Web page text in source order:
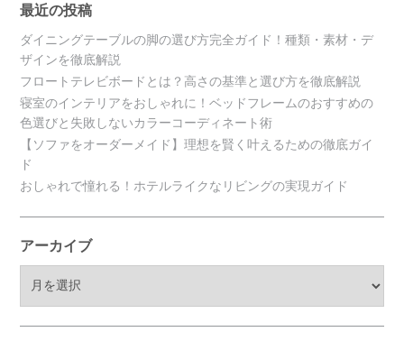
最近の投稿
ダイニングテーブルの脚の選び方完全ガイド！種類・素材・デ
ザインを徹底解説
フロートテレビボードとは？高さの基準と選び方を徹底解説
寝室のインテリアをおしゃれに！ベッドフレームのおすすめの
色選びと失敗しないカラーコーディネート術
【ソファをオーダーメイド】理想を賢く叶えるための徹底ガイ
ド
おしゃれで憧れる！ホテルライクなリビングの実現ガイド
アーカイブ